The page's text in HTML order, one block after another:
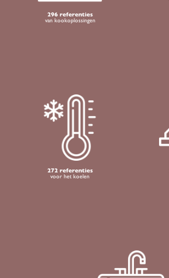
296 referenties
van kookoplossingen
272 referenties
voor het koelen